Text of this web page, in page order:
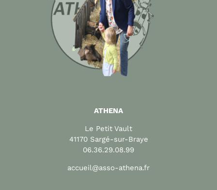
ATHENA
Le Petit Vault
41170 Sargé-sur-Braye
06.36.29.08.99
accueil@asso-athena.fr